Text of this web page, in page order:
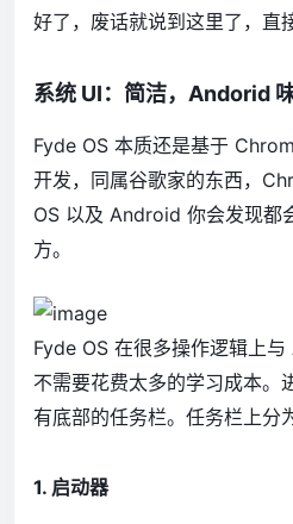
好了，废话就说到这里了，直
系统 UI：简洁，Andorid
Fyde OS 本质还是基于
开发，同属谷歌家的东西，
OS 以及 Android 你会发现都
方。
Fyde OS 在很多操作逻辑上
不需要花费太多的学习成本。
有底部的任务栏。任务栏上分
1. 启动器